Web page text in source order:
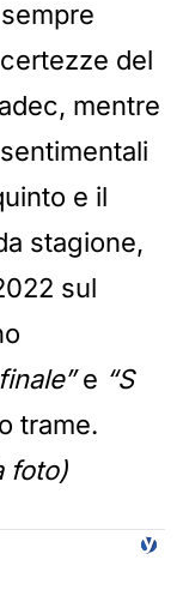
del
mentre
e il
stagione,
sul
e “S
trame.
foto)